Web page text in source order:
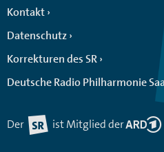
Kontakt
Datenschutz
Korrekturen des SR
Deutsche Radio Philharmonie
Der ist Mitglied der